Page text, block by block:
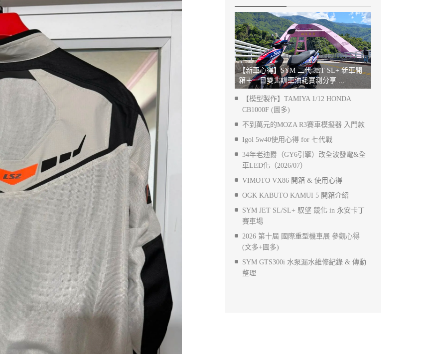
【新車心得】SYM 二代 JET SL+ 新車開
箱＋一日雙北訓車油耗實測分享 ...
【模型製作】TAMIYA 1/12 HONDA
CB1000F (圖多)
不到萬元的MOZA R3賽車模擬器 入門款
Igol 5w40使用心得 for 七代戰
34年老迪爵（GY6引擎）改全波發電&全
車LED化（2026/07）
VIMOTO VX86 開箱 & 使用心得
OGK KABUTO KAMUI 5 開箱介紹
SYM JET SL/SL+ 馭望 競化 in 永安卡丁
賽車場
2026 第十屆 國際重型機車展 參觀心得
(文多+圖多)
SYM GTS300i 水泵漏水維修紀錄 & 傳動
整理